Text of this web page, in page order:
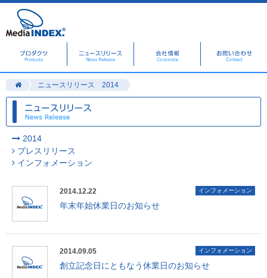
ニュースリリース 2014
2014.12.22 インフォメーション
年末年始休業日のお知らせ
2014.09.05 インフォメーション
創立記念日にともなう休業日のお知らせ
2014
プレスリリース
インフォメーション